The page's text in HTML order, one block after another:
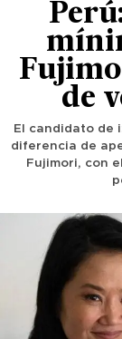
de
El candidato de
diferencia de
Fujimori, con